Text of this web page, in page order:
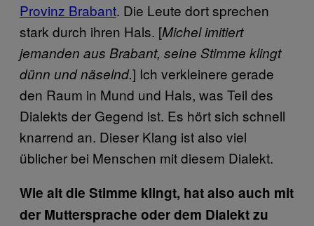
Provinz Brabant. Die Leute dort sprechen
stark durch ihren Hals. [Michel imitiert
jemanden aus Brabant, seine Stimme klingt
dünn und näselnd.] Ich verkleinere gerade
den Raum in Mund und Hals, was Teil des
Dialekts der Gegend ist. Es hört sich schnell
knarrend an. Dieser Klang ist also viel
üblicher bei Menschen mit diesem Dialekt.
Wie alt die Stimme klingt, hat also auch mit
der Muttersprache oder dem Dialekt zu